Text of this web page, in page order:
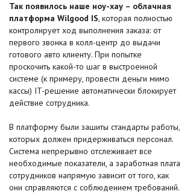
Так появилось наше ноу-хау – облачная
платформа Wilgood IS, которая полностью
контролирует ход выполнения заказа: от
первого звонка в колл-центр до выдачи
готового авто клиенту. При попытке
проскочить какой-то шаг в выстроенной
системе (к примеру, провести деньги мимо
кассы) IT-решение автоматически блокирует
действие сотрудника.
В платформу были зашиты стандарты работы,
которых должен придерживаться персонал.
Система непрерывно отслеживает все
необходимые показатели, а заработная плата
сотрудников напрямую зависит от того, как
они справляются с соблюдением требований.